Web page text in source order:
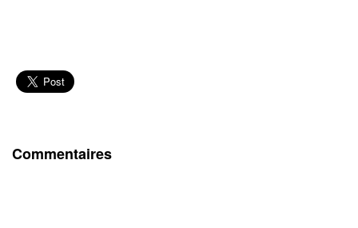
Commentaires